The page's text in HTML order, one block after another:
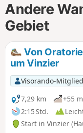
Andere
Gebiet
Von
um Vinzier
Visorando-Mitglied
7,29 km
+55 m
2:15 Std.
Start in Vinzier